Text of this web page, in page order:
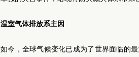
温室气体排放系主因
如今，全球气候变化已成为了世界面临的